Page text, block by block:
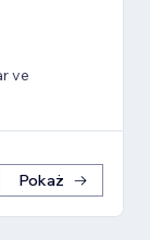
ve
Pokaż